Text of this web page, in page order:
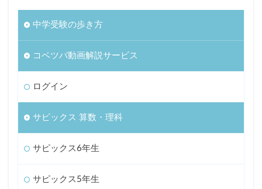
中学受験の歩き方
コベツバ動画解説サービス
ログイン
サピックス 算数・理科
サピックス6年生
サピックス5年生